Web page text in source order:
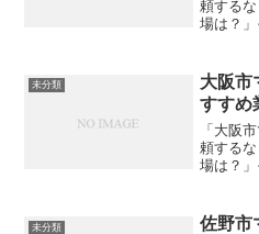
頼する
場は？」
すので
大規模
未分類
大阪市
すすめ
「大阪
頼する
場は？
すので
未分類
佐野市